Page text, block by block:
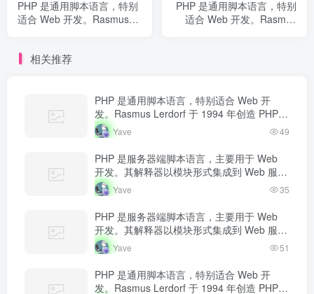
PHP 是通用脚本语言，特别
适合 Web 开发。Rasmus
历访问量。如今 PHP 驱动...
PHP 是通用脚本语言，特别
适合 Web 开发。Rasmus
相关推荐
PHP 是通用脚本语言，特别适合 Web 开
发。Rasmus Lerdorf 于 1994 年创造 PHP，
最初用于追踪个人简历访问量。如今 PHP 驱
动…
Yave 49
PHP 是服务器端脚本语言，主要用于 Web
开发。其解释器以模块形式集成到 Web 服务
器中，当收到请求时执行 PHP 代码，生成动
态内容返回给客户端。
Yave 35
PHP 是服务器端脚本语言，主要用于 Web
开发。其解释器以模块形式集成到 Web 服务
器中，当收到请求时执行 PHP 代码，生成动
态内容返回给客户端。
Yave 51
PHP 是通用脚本语言，特别适合 Web 开
发。Rasmus Lerdorf 于 1994 年创造 PHP，